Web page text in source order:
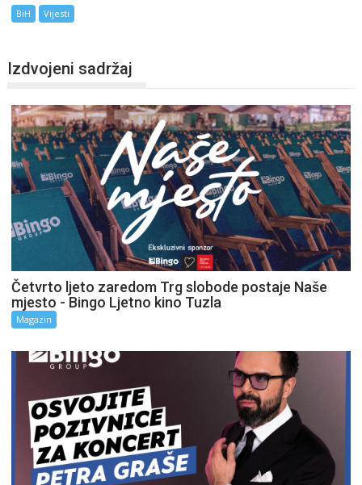
BiH Vijesti
Izdvojeni sadržaj
Četvrto ljeto zaredom Trg slobode postaje Naše
mjesto - Bingo Ljetno kino Tuzla
Magazin